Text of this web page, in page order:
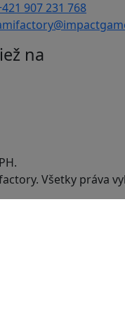
907 231 768
na
Všetky práva